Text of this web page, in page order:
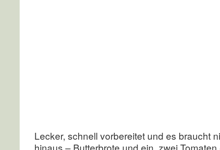
Lecker, schnell vorbereitet und es braucht
hinaus – Butterbrote und ein, zwei